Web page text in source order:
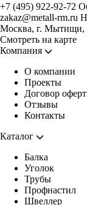
+7 (495) 922-92-72
zakaz@metall-rm.ru
Москва, г. Мытищи,
Смотреть на карте
Компания
О компании
Проекты
Договор
Отзывы
Контакты
Каталог
Балка
Уголок
Трубы
Профнастил
Швеллер